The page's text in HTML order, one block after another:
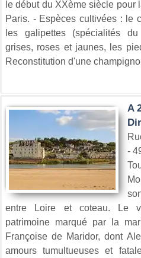
le début du XXème siècle pour
Paris. - Espèces cultivées : le
les galipettes (spécialités
grises, roses et jaunes, les
Reconstitution d'une
A
-
entre Loire et coteau. Le
patrimoine marqué par la
Françoise de Maridor, dont
amours tumultueuses et